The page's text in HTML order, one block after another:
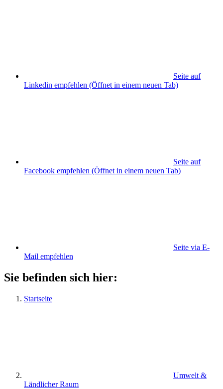
Seite auf
Linkedin empfehlen (Öffnet in einem neuen Tab)
Seite auf
Facebook empfehlen (Öffnet in einem neuen Tab)
Seite via E-
Mail empfehlen
Sie befinden sich hier:
Startseite
Umwelt &
Ländlicher Raum